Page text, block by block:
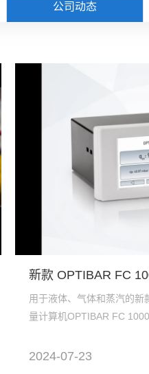
公司动态
用于液体、气体和蒸汽的
量计算机OPTIBAR FC
2024-07-23